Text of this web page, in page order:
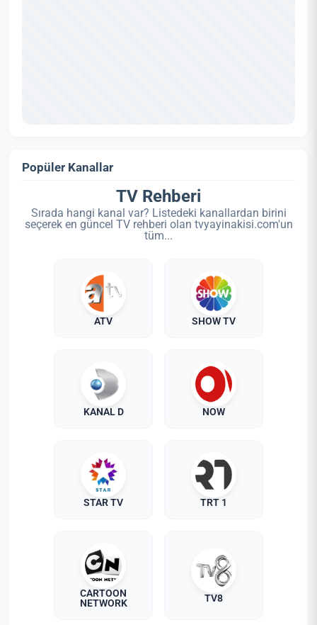
Popüler Kanallar
TV Rehberi
Sırada hangi kanal var? Listedeki kanallardan birini
seçerek en güncel TV rehberi olan tvyayinakisi.com'un
tüm...
ATV SHOW TV
KANAL D NOW
STAR TV TRT 1
CARTOON
NETWORK
TV8